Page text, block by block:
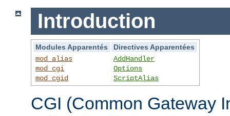
Introduction
Modules Apparentés
Directives Apparentées
mod_alias
mod_cgi
mod_cgid
AddHandler
Options
ScriptAlias
CGI (Common Gateway